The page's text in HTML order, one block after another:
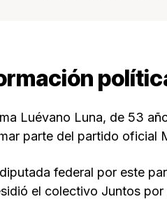
Luévano Luna, de 53
parte del partido oficial
federal por este
el colectivo Juntos